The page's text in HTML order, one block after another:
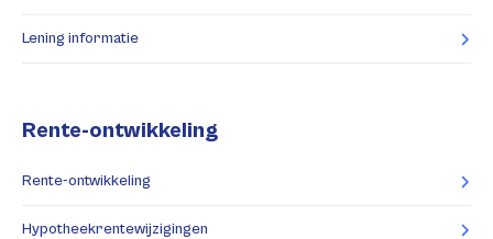
Lening informatie
Rente-ontwikkeling
Rente-ontwikkeling
Hypotheekrentewijzigingen